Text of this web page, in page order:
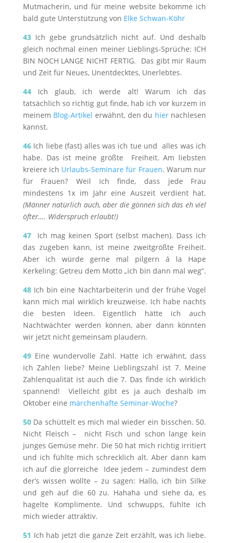
Mutmacherin, und für meine website bekomme ich
bald gute Unterstützung von Elke Schwan-Köhr
43Ich gebe grundsätzlich nicht auf. Und deshalb
gleich nochmal einen meiner Lieblings-Sprüche: ICH
BIN NOCH LANGE NICHT FERTIG. Das gibt mir Raum
und Zeit für Neues, Unentdecktes, Unerlebtes.
44Ich glaub, ich werde alt! Warum ich das
tatsächlich so richtig gut finde, hab ich vor kurzem in
meinem Blog-Artikel erwähnt, den du hiernachlesen
kannst.
46Ich liebe (fast) alles was ich tue und alles was ich
habe. Das ist meine größte Freiheit. Am liebsten
kreiere ich Urlaubs-Seminare für Frauen. Warum nur
für Frauen? Weil ich finde, dass jede Frau
mindestens 1x im Jahr eine Auszeit verdient hat.
(Männer natürlich auch, aber die gönnen sich das eh viel
öfter…. Widerspruch erlaubt!)
47Ich mag keinen Sport (selbst machen). Dass ich
das zugeben kann, ist meine zweitgrößte Freiheit.
Aber ich würde gerne mal pilgern á la Hape
Kerkeling: Getreu dem Motto „ich bin dann mal weg“.
48 Ich bin eine Nachtarbeiterin und der frühe Vogel
kann mich mal wirklich kreuzweise. Ich habe nachts
die besten Ideen. Eigentlich hätte ich auch
Nachtwächter werden können, aber dann könnten
wir jetzt nicht gemeinsam plaudern.
49Eine wundervolle Zahl. Hatte ich erwähnt, dass
ich Zahlen liebe? Meine Lieblingszahl ist 7. Meine
Zahlenqualität ist auch die 7. Das finde ich wirklich
spannend! Vielleicht gibt es ja auch deshalb im
Oktober eine märchenhafte Seminar-Woche?
50Da schüttelt es mich mal wieder ein bisschen. 50.
Nicht Fleisch – nicht Fisch und schon lange kein
junges Gemüse mehr. Die 50 hat mich richtig irritiert
und ich fühlte mich schrecklich alt. Aber dann kam
ich auf die glorreiche Idee jedem – zumindest dem
der’s wissen wollte – zu sagen: Hallo, ich bin Silke
und geh auf die 60 zu. Hahaha und siehe da, es
hagelte Komplimente. Und schwupps, fühlte ich
mich wieder attraktiv.
51 Ich hab jetzt die ganze Zeit erzählt, was ich liebe.